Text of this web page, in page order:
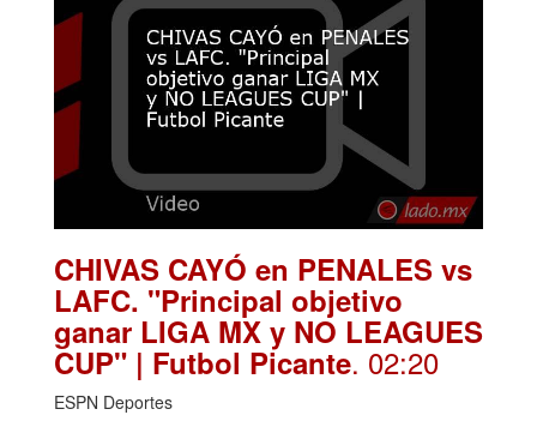
CHIVAS CAYÓ en PENALES vs
LAFC. "Principal objetivo
ganar LIGA MX y NO LEAGUES
CUP" | Futbol Picante. 02:20
ESPN Deportes